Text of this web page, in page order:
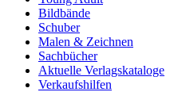
Bildbände
Schuber
Malen & Zeichnen
Sachbücher
Aktuelle Verlagskataloge
Verkaufshilfen